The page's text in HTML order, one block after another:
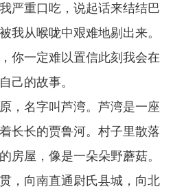
严重口吃，说起话来结结巴
我从喉咙中艰难地剔出来。
你一定难以置信此刻我会在
己的故事。
名字叫芦湾。芦湾是一座
长长的贾鲁河。村子里散落
房屋，像是一朵朵野蘑菇。
，向南直通尉氏县城，向北